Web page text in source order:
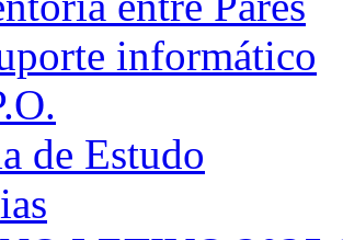
informático
de Estudo